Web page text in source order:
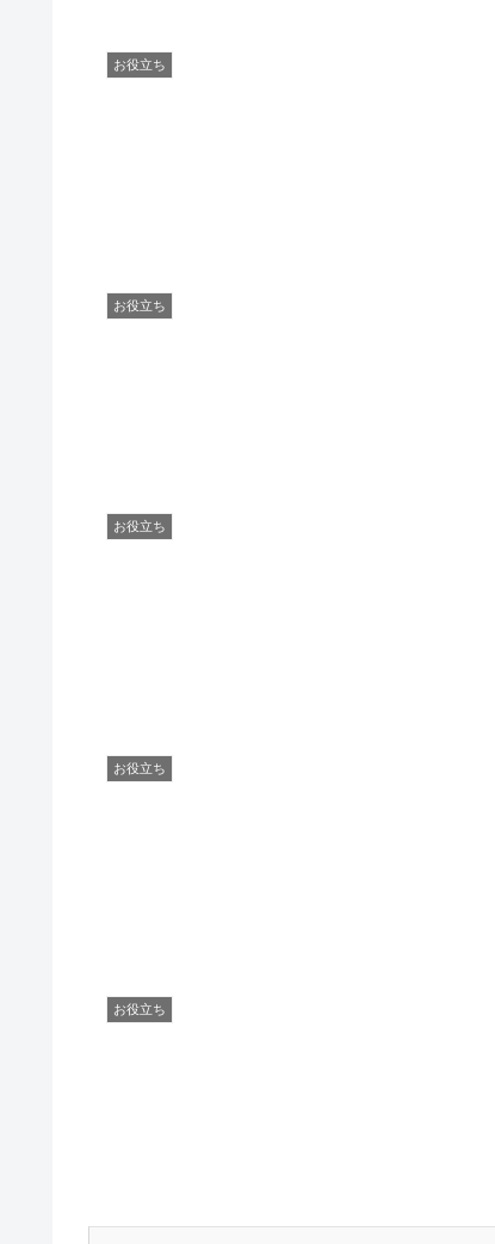
お役立ち
お役立ち
お役立ち
お役立ち
お役立ち